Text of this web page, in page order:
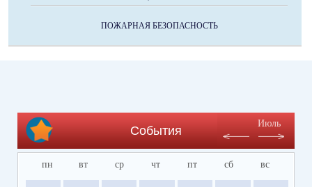
ПОЖАРНАЯ БЕЗОПАСНОСТЬ
События
Июль
пн вт ср чт пт сб вс